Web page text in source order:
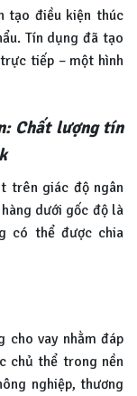
tạo điều kiện thúc
Tín dụng đã tạo
tiếp – một hình
Chất lượng tín
trên giác độ ngân
dưới gốc độ là
có thể được chia
cho vay nhằm đáp
chủ thể trong nền
nghiệp, thương